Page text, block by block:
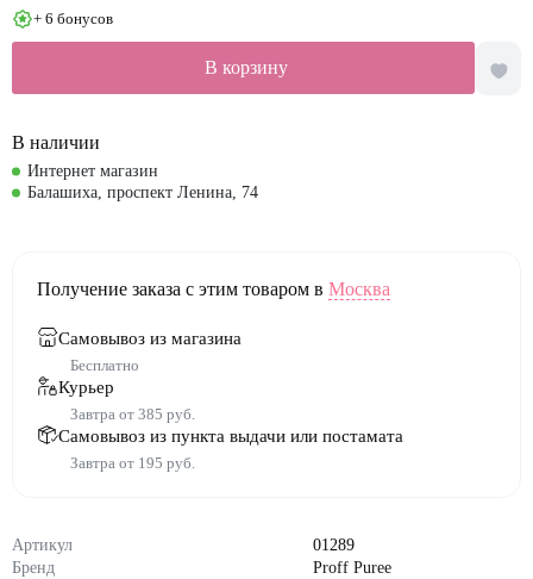
Артикул
01289
Бренд
Proff Puree
+ 6 бонусов
В корзину
В наличии
Интернет магазин
Балашиха, проспект Ленина, 74
Получение заказа с этим товаром в Москва
Самовывоз из магазина
Бесплатно
Курьер
Завтра от 385 руб.
Самовывоз из пункта выдачи или постамата
Завтра от 195 руб.